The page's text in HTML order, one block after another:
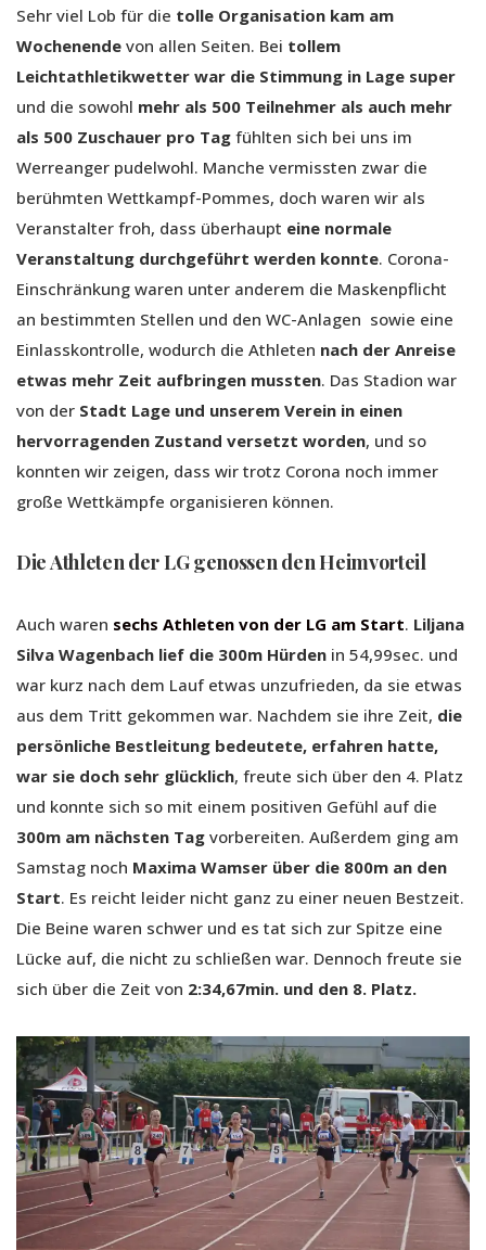
Sehr viel Lob für die tolle Organisation kam am
Wochenende von allen Seiten. Bei tollem
Leichtathletikwetter war die Stimmung in Lage super
und die sowohl mehr als 500 Teilnehmer als auch mehr
als 500 Zuschauer pro Tag fühlten sich bei uns im
Werreanger pudelwohl. Manche vermissten zwar die
berühmten Wettkampf-Pommes, doch waren wir als
Veranstalter froh, dass überhaupt eine normale
Veranstaltung durchgeführt werden konnte. Corona-
Einschränkung waren unter anderem die Maskenpflicht
an bestimmten Stellen und den WC-Anlagen sowie eine
Einlasskontrolle, wodurch die Athleten nach der Anreise
etwas mehr Zeit aufbringen mussten. Das Stadion war
von der Stadt Lage und unserem Verein in einen
hervorragenden Zustand versetzt worden, und so
konnten wir zeigen, dass wir trotz Corona noch immer
große Wettkämpfe organisieren können.
Die Athleten der LG genossen den Heimvorteil
Auch waren sechs Athleten von der LG am Start. Liljana
Silva Wagenbach lief die 300m Hürden in 54,99sec. und
war kurz nach dem Lauf etwas unzufrieden, da sie etwas
aus dem Tritt gekommen war. Nachdem sie ihre Zeit, die
persönliche Bestleitung bedeutete, erfahren hatte,
war sie doch sehr glücklich, freute sich über den 4. Platz
und konnte sich so mit einem positiven Gefühl auf die
300m am nächsten Tag vorbereiten. Außerdem ging am
Samstag noch Maxima Wamser über die 800m an den
Start. Es reicht leider nicht ganz zu einer neuen Bestzeit.
Die Beine waren schwer und es tat sich zur Spitze eine
Lücke auf, die nicht zu schließen war. Dennoch freute sie
sich über die Zeit von 2:34,67min. und den 8. Platz.